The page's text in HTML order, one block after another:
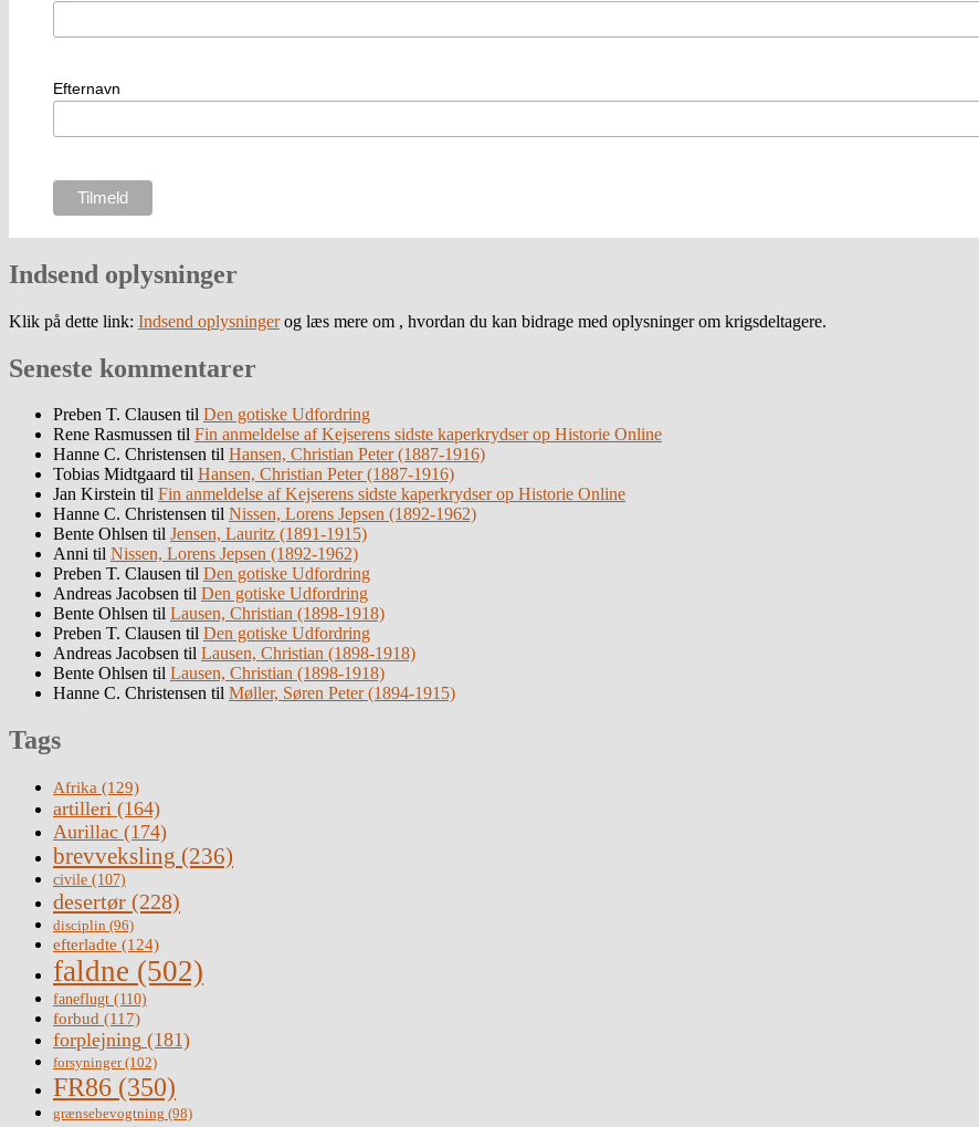
Efternavn
Indsend oplysninger
Klik på dette link: Indsend oplysningerog læs mere om , hvordan du kan bidrage med oplysninger om krigsdeltagere.
Seneste kommentarer
Preben T. Clausen til Den gotiske Udfordring
Rene Rasmussen til Fin anmeldelse af Kejserens sidste kaperkrydser op Historie Online
Hanne C. Christensen til Hansen, Christian Peter (1887-1916)
Tobias Midtgaard til Hansen, Christian Peter (1887-1916)
Jan Kirstein til Fin anmeldelse af Kejserens sidste kaperkrydser op Historie Online
Hanne C. Christensen til Nissen, Lorens Jepsen (1892-1962)
Bente Ohlsen til Jensen, Lauritz (1891-1915)
Anni til Nissen, Lorens Jepsen (1892-1962)
Preben T. Clausen til Den gotiske Udfordring
Andreas Jacobsen til Den gotiske Udfordring
Bente Ohlsen til Lausen, Christian (1898-1918)
Preben T. Clausen til Den gotiske Udfordring
Andreas Jacobsen til Lausen, Christian (1898-1918)
Bente Ohlsen til Lausen, Christian (1898-1918)
Hanne C. Christensen til Møller, Søren Peter (1894-1915)
Tags
Afrika (129)
artilleri (164)
Aurillac (174)
brevveksling (236)
civile (107)
desertør (228)
disciplin (96)
efterladte (124)
faldne (502)
faneflugt (110)
forbud (117)
forplejning (181)
forsyninger(102)
FR86 (350)
grænsebevogtning (98)